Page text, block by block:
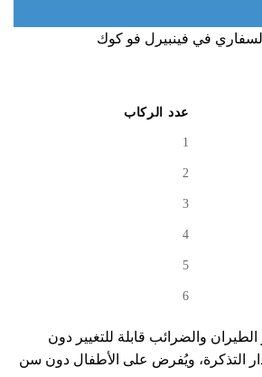
في فينبيرل فو كوك
عدد الركاب
1
2
3
4
5
6
والضرائب قابلة للتغيير دون
التذكرة، ويُفرض على الأطفال دون سن